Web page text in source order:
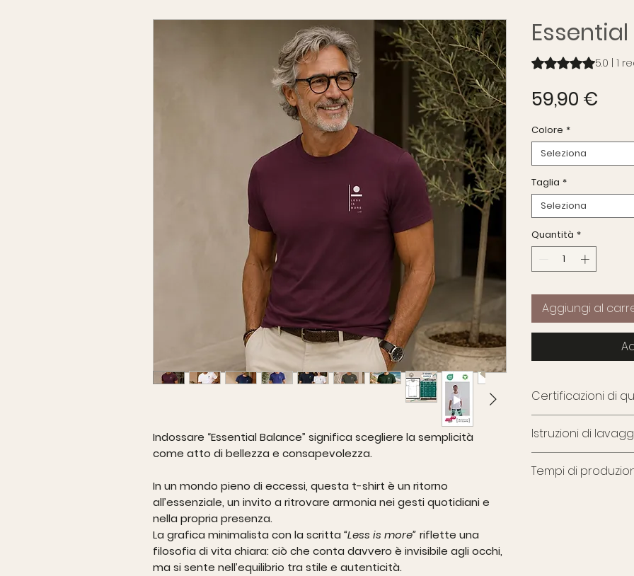
Indossare “Essential Balance” significa scegliere la semplicità
come atto di bellezza e consapevolezza.
In un mondo pieno di eccessi, questa t-shirt è un ritorno
all’essenziale, un invito a ritrovare armonia nei gesti quotidiani e
nella propria presenza.
La grafica minimalista con la scritta “Less is more” riflette una
filosofia di vita chiara: ciò che conta davvero è invisibile agli occhi,
ma si sente nell’equilibrio tra stile e autenticità.
Sulla base di 15.0 | 1
59,90 €
Colore *
Seleziona
Taglia *
Seleziona
Quantità *
Aggiungi al
Certificazioni di
termini di
È certificatoGRS,
ecologica della
OEKO-TEX
Istruzioni di
lavare e stirare al
Tempi di